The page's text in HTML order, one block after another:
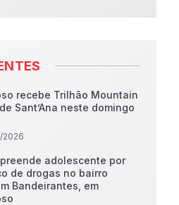
recebe Trilhão Mountain
Sant’Ana neste domingo
2026
adolescente por
de drogas no bairro
Bandeirantes, em